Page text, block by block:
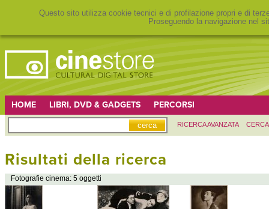
Questo sito utilizza cookie tecnici e di profilazione propri e di
Proseguendo la navigazione nel
HOME LIBRI, DVD & GADGETS PERCORSI
RICERCA AVANZATA
Risultati della ricerca
Fotografie cinema: 5 oggetti